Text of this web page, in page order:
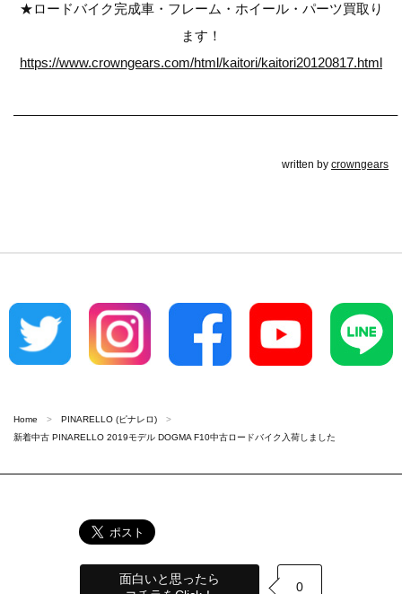
★ロードバイク完成車・フレーム・ホイール・パーツ買取り
ます！
https://www.crowngears.com/html/kaitori/kaitori20120817.html
————————————————————————————–
written by crowngears
Home
PINARELLO (ピナレロ)
新着中古 PINARELLO 2019モデル DOGMA F10中古ロードバイク入荷しました
面白いと思ったら
0